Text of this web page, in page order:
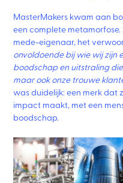
MasterMakers kwam aan
een complete metamorfose.
mede-eigenaar, het
onvoldoende bij wie wij zijn
boodschap en uitstraling
maar ook onze trouwe
was duidelijk: een merk dat
impact maakt, met een
boodschap.